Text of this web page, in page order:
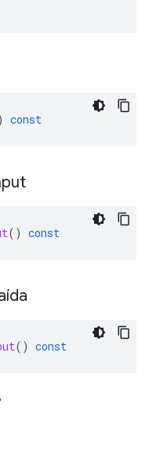
const
() const
() const